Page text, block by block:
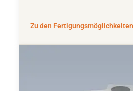
Zu den Fertigungsmöglichkeiten